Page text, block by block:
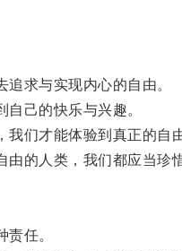
求与实现内心的自由。
己的快乐与兴趣。
们才能体验到真正的自由
的人类，我们都应当珍
任。